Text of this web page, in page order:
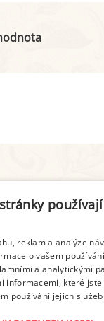
kyseliny
Detailní rozpis
reklam a analýze
o vašem
a analytickými
informacemi, které
používání jejich